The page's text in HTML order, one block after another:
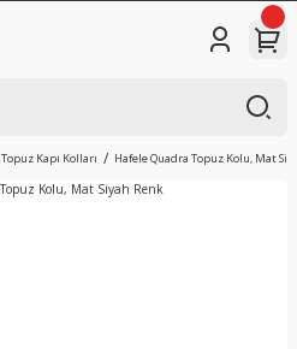
Topuz Kapı Kolları Hafele Quadra Topuz Kolu, Mat